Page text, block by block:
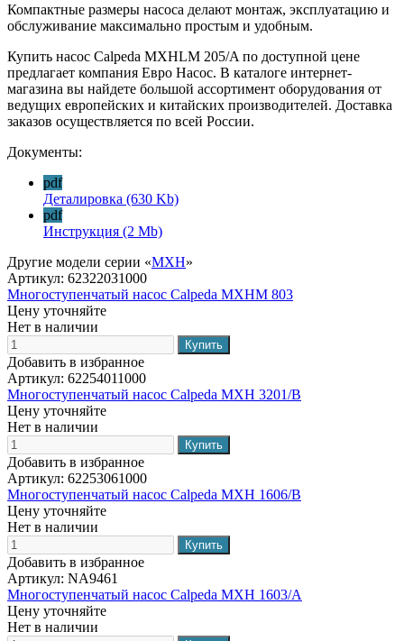
Компактные размеры насоса делают монтаж, эксплуатацию и
обслуживание максимально простым и удобным.
Купить насос Calpeda MXHLM 205/A по доступной цене
предлагает компания Евро Насос. В каталоге интернет-
магазина вы найдете большой ассортимент оборудования от
ведущих европейских и китайских производителей. Доставка
заказов осуществляется по всей России.
Документы:
pdf
Деталировка (630 Kb)
pdf
Инструкция (2 Mb)
Другие модели серии «MXH»
Артикул: 62322031000
Многоступенчатый насос Calpeda MXHM 803
Цену уточняйте
Нет в наличии
Добавить в избранное
Артикул: 62254011000
Многоступенчатый насос Calpeda MXH 3201/B
Цену уточняйте
Нет в наличии
Добавить в избранное
Артикул: 62253061000
Многоступенчатый насос Calpeda MXH 1606/B
Цену уточняйте
Нет в наличии
Добавить в избранное
Артикул: NA9461
Многоступенчатый насос Calpeda MXH 1603/A
Цену уточняйте
Нет в наличии